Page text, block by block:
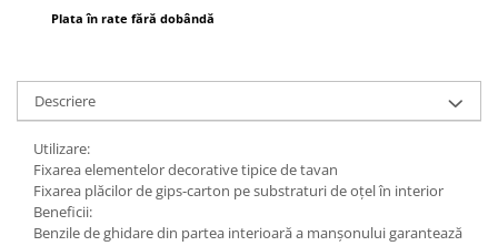
Role abrazive
Instrumente de masurat si trasat
Rigle si echere
Nivele
Rulete
Markere
Suruburi, cuie, dibluri si alte
Plata în rate fără dobândă
Descriere
Utilizare:
Fixarea elementelor decorative tipice de tavan
Fixarea plăcilor de gips-carton pe substraturi de oțel în interior
Beneficii:
Benzile de ghidare din partea interioară a manșonului garantează